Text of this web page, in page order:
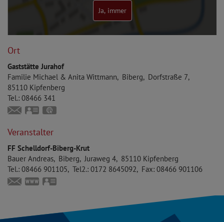
Ja, immer
Ort
Gaststätte Jurahof
Familie Michael & Anita Wittmann Biberg
Dorfstraße 7
85110 Kipfenberg
Tel.: 08466 341
anita.wittmann.biberg@web.de
vCard
Veranstalter
FF Schelldorf-Biberg-Krut
Bauer Andreas Biberg Juraweg 4 85110 Kipfenberg
Tel.: 08466 901105 Tel2.: 0172 8645092 Fax: 08466 901106
andreas.bauer@feuerwehr-schelldorf.de
https://feuerwehr-schelldorf.de